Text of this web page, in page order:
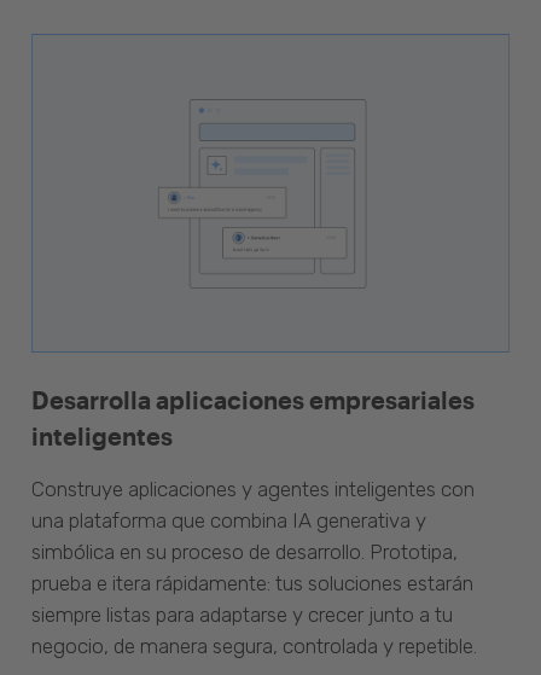
Desarrolla aplicaciones empresariales
inteligentes
Construye aplicaciones y agentes inteligentes con
una plataforma que combina IA generativa y
simbólica en su proceso de desarrollo. Prototipa,
prueba e itera rápidamente: tus soluciones estarán
siempre listas para adaptarse y crecer junto a tu
negocio, de manera segura, controlada y repetible.